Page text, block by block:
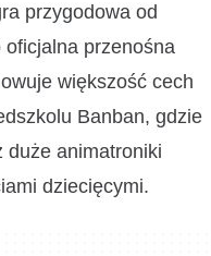
przygodowa od
przenośna
większość cech
Banban, gdzie
duże animatroniki
dziecięcymi.